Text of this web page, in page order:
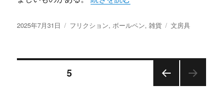
投
2025年7月31日
カ
リ
フリクション,ボールペン,雑貨
タ
文房具
固定ページ5